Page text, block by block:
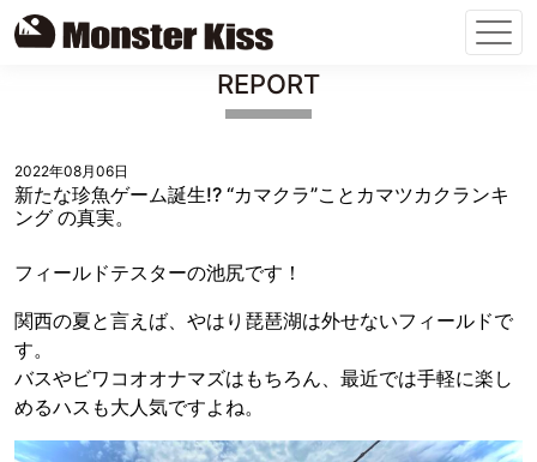
REPORT
2022年08月06日
新たな珍魚ゲーム誕生!? “カマクラ”ことカマツカクランキ
ング の真実。
フィールドテスターの池尻です！
関西の夏と言えば、やはり琵琶湖は外せないフィールドで
す。
バスやビワコオオナマズはもちろん、最近では手軽に楽し
めるハスも大人気ですよね。